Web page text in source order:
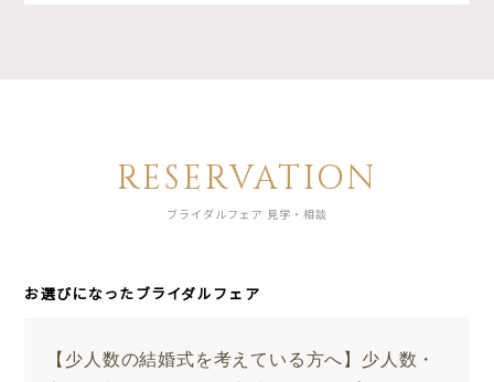
RESERVATION
ブライダルフェア 見学・相談
お選びになったブライダルフェア
【少人数の結婚式を考えている方へ】少人数・